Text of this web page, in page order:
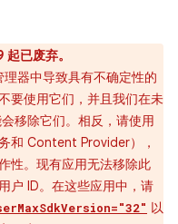
已废弃。
器中导致具有不确定性的
要使用它们，并且我们在未
移除它们。相反，请使用
和 Content Provider），
性。现有应用无法移除此
户 ID。在这些应用中，请
以